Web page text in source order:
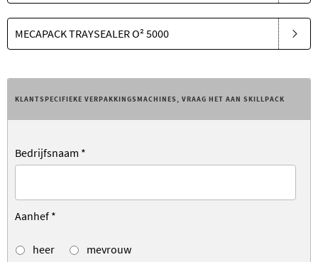
MECAPACK TRAYSEALER O² 5000
KLANTSPECIFIEKE VERPAKKINGSMACHINES, VRAAG HET AAN SKILLPACK
Bedrijfsnaam *
Aanhef *
heer mevrouw